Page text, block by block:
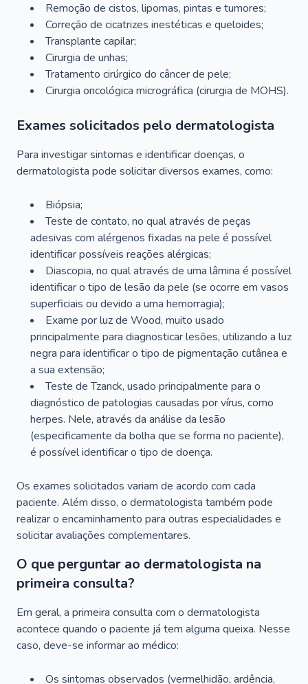
Remoção de cistos, lipomas, pintas e tumores;
Correção de cicatrizes inestéticas e queloides;
Transplante capilar;
Cirurgia de unhas;
Tratamento cirúrgico do câncer de pele;
Cirurgia oncológica micrográfica (cirurgia de MOHS).
Exames solicitados pelo dermatologista
Para investigar sintomas e identificar doenças, o
dermatologista pode solicitar diversos exames, como:
Biópsia;
Teste de contato, no qual através de peças
adesivas com alérgenos fixadas na pele é possível
identificar possíveis reações alérgicas;
Diascopia, no qual através de uma lâmina é possível
identificar o tipo de lesão da pele (se ocorre em vasos
superficiais ou devido a uma hemorragia);
Exame por luz de Wood, muito usado
principalmente para diagnosticar lesões, utilizando a luz
negra para identificar o tipo de pigmentação cutânea e
a sua extensão;
Teste de Tzanck, usado principalmente para o
diagnóstico de patologias causadas por vírus, como
herpes. Nele, através da análise da lesão
(especificamente da bolha que se forma no paciente),
é possível identificar o tipo de doença.
Os exames solicitados variam de acordo com cada
paciente. Além disso, o dermatologista também pode
realizar o encaminhamento para outras especialidades e
solicitar avaliações complementares.
O que perguntar ao dermatologista na
primeira consulta?
Em geral, a primeira consulta com o dermatologista
acontece quando o paciente já tem alguma queixa. Nesse
caso, deve-se informar ao médico:
Os sintomas observados (vermelhidão, ardência,